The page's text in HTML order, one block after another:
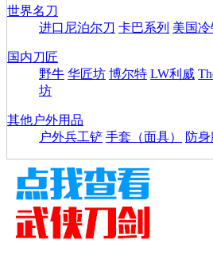
世界名刀
进口尼泊尔刀 卡巴系列 美国冷
国内刀匠
野牛 华匠坊 博尔特 LW利威
坊
其他户外用品
户外兵工铲 手套（面具） 防